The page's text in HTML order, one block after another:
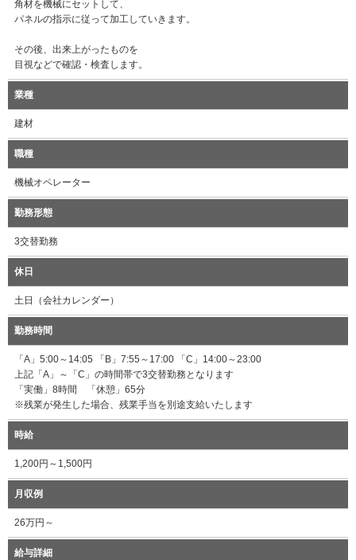
角材を機械にセットして、
パネルの指示に従って加工していきます。
その後、出来上がったものを
目視などで確認・検査します。
業種
建材
職種
機械オペレーター
勤務形態
3交替勤務
休日
土日（会社カレンダー）
勤務時間
「A」5:00～14:05 「B」7:55～17:00 「C」14:00～23:00
上記「A」～「C」の時間帯で3交替勤務となります
「実働」8時間 「休憩」65分
※残業が発生した場合、残業手当を別途支給いたします
時給
1,200円～1,500円
月収例
26万円～
給与詳細